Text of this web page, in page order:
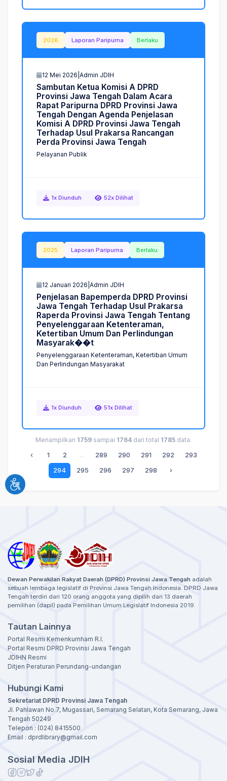
2026 Laporan Paripurna Berlaku
12 Mei 2026 Admin JDIH
Sambutan Ketua Komisi A DPRD
Provinsi Jawa Tengah Dalam Acara
Rapat Paripurna DPRD Provinsi Jawa
Tengah Dengan Agenda Penjelasan
Komisi A DPRD Provinsi Jawa Tengah
Terhadap Usul Prakarsa Rancangan
Perda Provinsi Jawa Tengah
Pelayanan Publik
1x Diunduh 52x Dilihat
2025 Laporan Paripurna Berlaku
12 Januari 2026 Admin JDIH
Penjelasan Bapemperda DPRD Provinsi
Jawa Tengah Terhadap Usul Prakarsa
Raperda Provinsi Jawa Tengah Tentang
Penyelenggaraan Ketenteraman,
Ketertiban Umum Dan Perlindungan
Masyarak��t
Penyelenggaraan Ketenteraman, Ketertiban Umum
Dan Perlindungan Masyarakаt
1x Diunduh 51x Dilihat
Menampilkan 1759 sampai 1764 dari total 1785 data.
‹ 1 2 ... 289 290 291 292
293
294
295 296 297 298 ›
Dewan Perwakilan Rakyat Daerah (DPRD) Provinsi Jawa Tengah adalah
sebuah lembaga legislatif di Provinsi Jawa Tengah Indonesia. DPRD Jawa
Tengah terdiri dari 120 orang anggota yang dipilih dari 13 daerah
pemilihan (dapil) pada Pemilihan Umum Legislatif Indonesia 2019.
Tautan Lainnya
Portal Resmi Kemenkumham R.I.
Portal Resmi DPRD Provinsi Jawa Tengah
JDIHN Resmi
Ditjen Peraturan Perundang-undangan
Hubungi Kami
Sekretariat DPRD Provinsi Jawa Tengah
Jl. Pahlawan No.7, Mugassari, Semarang Selatan, Kota Semarang, Jawa
Tengah 50249
Telepon : (024) 8415500
Email : dprdlibrary@gmail.com
Sosial Media JDIH